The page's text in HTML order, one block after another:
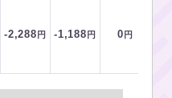
-2,288 円 -1,188 円 0 円